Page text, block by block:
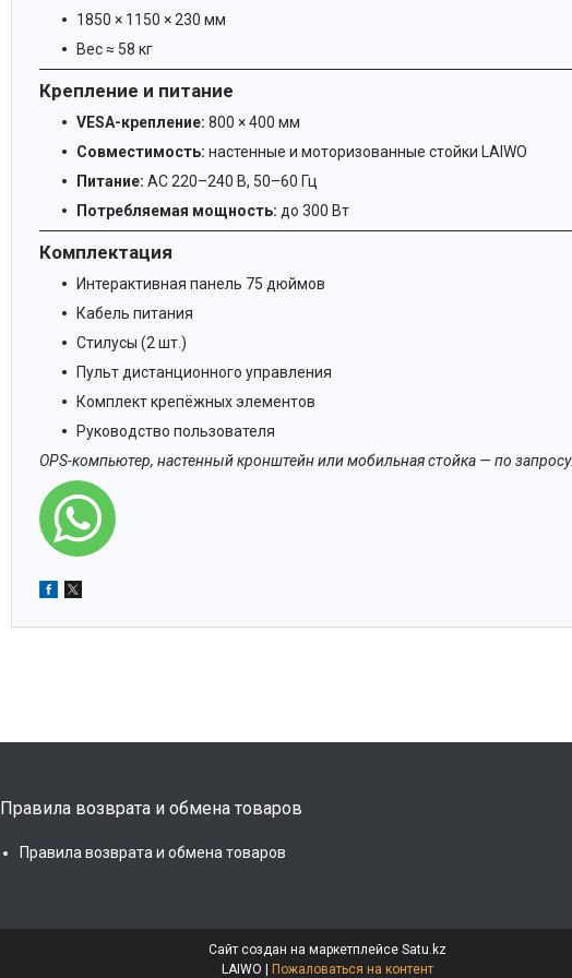
1850 × 1150 × 230 мм
Вес ≈ 58 кг
Крепление и питание
VESA-крепление: 800 × 400 мм
Совместимость: настенные и моторизованные стойки LAIWO
Питание: AC 220–240 В, 50–60 Гц
Потребляемая мощность: до 300 Вт
Комплектация
Интерактивная панель 75 дюймов
Кабель питания
Стилусы (2 шт.)
Пульт дистанционного управления
Комплект крепёжных элементов
Руководство пользователя
OPS-компьютер, настенный кронштейн или мобильная стойка — по
Правила возврата и обмена товаров
Правила возврата и обмена товаров
Сайт создан на маркетплейсе Satu.kz
LAIWO | Пожаловаться на контент